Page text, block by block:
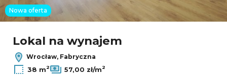
Leaflet|© OpenMapTiles© OpenStreetMap contributors
Nowa oferta
Lokal na wynajem
Wrocław, Fabryczna
38 m2 57,00 zł/m2